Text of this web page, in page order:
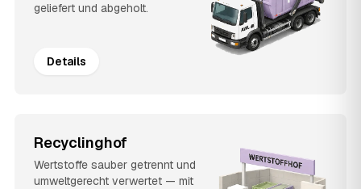
geliefert und abgeholt.
Details
Recyclinghof
Wertstoffe sauber getrennt und
umweltgerecht verwertet — mit